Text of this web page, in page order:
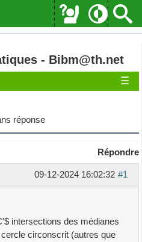
- Bibm@th.net
☰
réponse
Répondre
#1
09-12-2024 16:02:32
intersections des médianes
circonscrit (autres que